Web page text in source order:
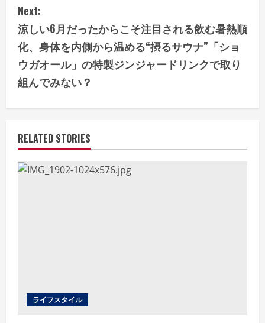
t
i
n
R
e
Next:
涼しい6月だったからこそ注目される飲む暑熱順
化、身体を内側から温める“摂るサウナ”「ショ
ウガオール」の特製ジンジャードリンクで取り
組んでみない？
RELATED STORIES
ライフスタイル